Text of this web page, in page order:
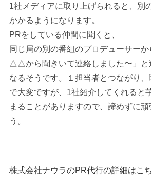
1社メディアに取り上げられると、別
かかるようになります。
PRをしている仲間に聞くと、
同じ局の別の番組のプロデューサー
△△から聞きいて連絡しました〜」と
なるそうです。１担当者とつながり、
で大変ですが、1社紹介してくれると
まることがありますので、諦めずに頑
う。
株式会社ナウラのPR代行の詳細はこ